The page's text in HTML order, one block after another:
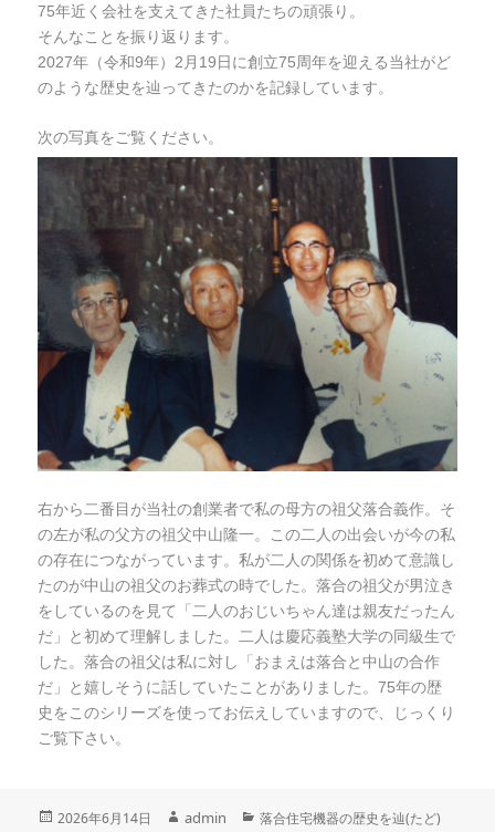
75年近く会社を支えてきた社員たちの頑張り。
そんなことを振り返ります。
2027年（令和9年）2月19日に創立75周年を迎える当社がど
のような歴史を辿ってきたのかを記録しています。
次の写真をご覧ください。
右から二番目が当社の創業者で私の母方の祖父落合義作。そ
の左が私の父方の祖父中山隆一。この二人の出会いが今の私
の存在につながっています。私が二人の関係を初めて意識し
たのが中山の祖父のお葬式の時でした。落合の祖父が男泣き
をしているのを見て「二人のおじいちゃん達は親友だったん
だ」と初めて理解しました。二人は慶応義塾大学の同級生で
した。落合の祖父は私に対し「おまえは落合と中山の合作
だ」と嬉しそうに話していたことがありました。75年の歴
史をこのシリーズを使ってお伝えしていますので、じっくり
ご覧下さい。
投
2026年6月14日
作
admin
カ
落合住宅機器の歴史を辿(たど)